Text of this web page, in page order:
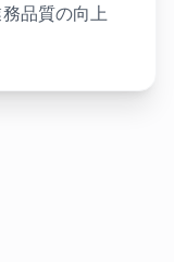
品質の向上